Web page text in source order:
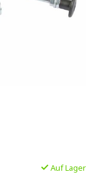
Auf Lager